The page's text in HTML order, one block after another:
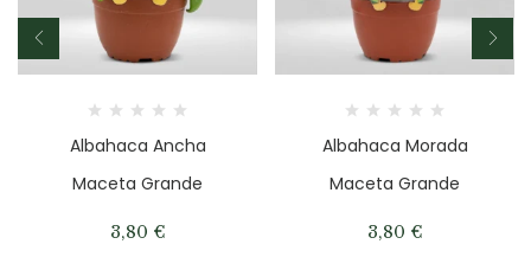
Albahaca Ancha
Maceta Grande
3,80 €
Albahaca Morada
Maceta Grande
3,80 €